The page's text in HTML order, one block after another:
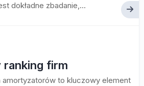
dokładne zbadanie,...
firm
to kluczowy element